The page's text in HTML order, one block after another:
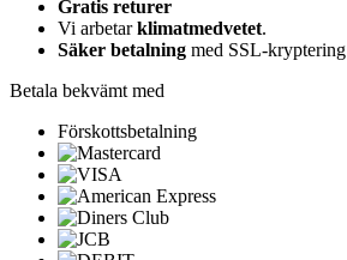
Gratis returer
Vi arbetarklimatmedvetet.
Säker betalning med SSL-kryptering
Betala bekvämt med
Förskottsbetalning